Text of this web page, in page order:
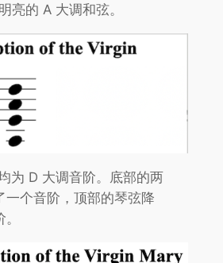
亮的 A 大调和弦。
为 D 大调音阶。底部的两
一个音阶，顶部的琴弦降